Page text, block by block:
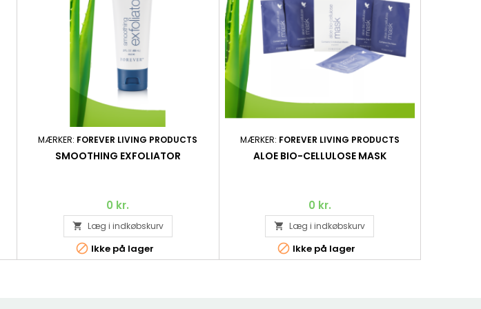
MÆRKER: FOREVER LIVING PRODUCTS
SMOOTHING EXFOLIATOR
0 kr.
 Læg i indkøbskurv
 Ikke på lager
MÆRKER: FOREVER LIVING PRODUCTS
ALOE BIO-CELLULOSE MASK
0 kr.
 Læg i indkøbskurv
 Ikke på lager